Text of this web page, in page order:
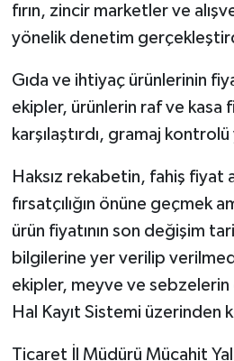
fırın, zincir marketler ve
yönelik denetim
Gıda ve ihtiyaç ürünlerinin
ekipler, ürünlerin raf ve kasa
karşılaştırdı, gramaj kontrolü
Haksız rekabetin, fahiş fiyat
fırsatçılığın önüne geçmek
ürün fiyatının son değişim
bilgilerine yer verilip
ekipler, meyve ve
Hal Kayıt Sistemi üzerinden
Ticaret İl Müdürü Mücahit